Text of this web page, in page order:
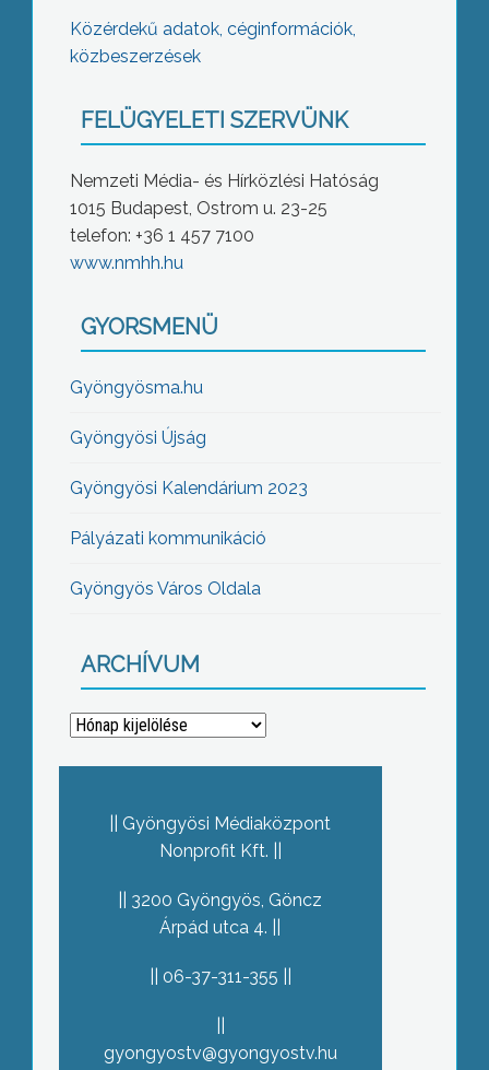
Közérdekű adatok, céginformációk,
közbeszerzések
FELÜGYELETI SZERVÜNK
Nemzeti Média- és Hírközlési Hatóság
1015 Budapest, Ostrom u. 23-25
telefon: +36 1 457 7100
www.nmhh.hu
GYORSMENÜ
Gyöngyösma.hu
Gyöngyösi Újság
Gyöngyösi Kalendárium 2023
Pályázati kommunikáció
Gyöngyös Város Oldala
ARCHÍVUM
Archívum
Gyöngyösi Médiaközpont
Nonprofit Kft.
3200 Gyöngyös, Göncz
Árpád utca 4.
06-37-311-355
gyongyostv@gyongyostv.hu